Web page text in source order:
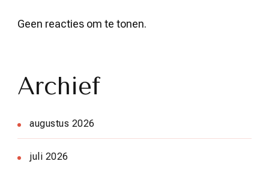
Geen reacties om te tonen.
Archief
augustus 2026
juli 2026